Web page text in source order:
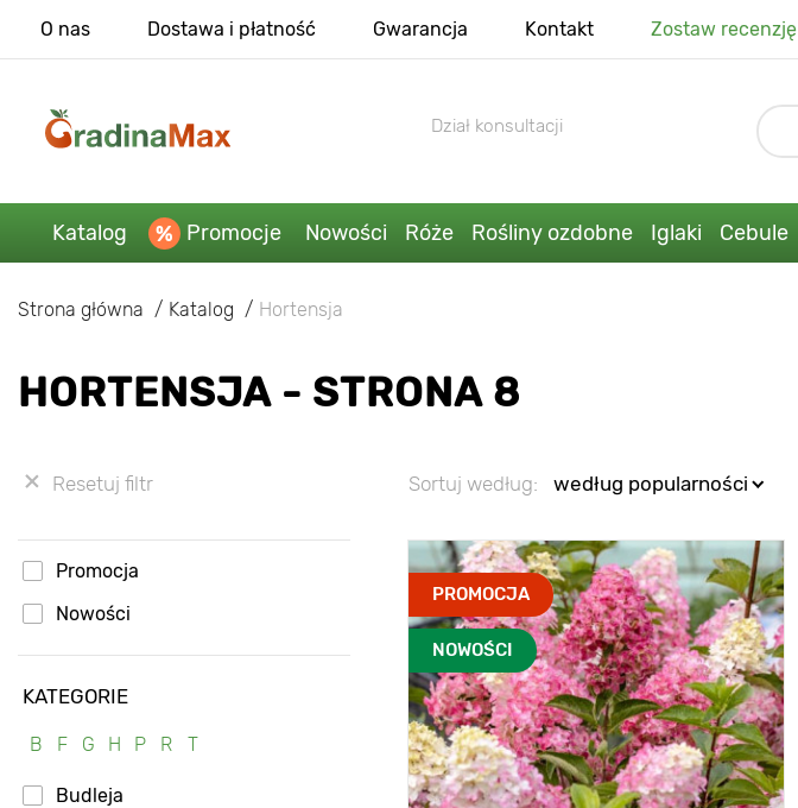
O nas Dostawa i płatność Gwarancja Kontakt Zostaw recenzję
Dział konsultacji
Katalog Promocje Nowości Róże Rośliny ozdobne Iglaki Cebule
Strona główna Katalog Hortensja
HORTENSJA - STRONA 8
Resetuj filtr
Promocja
Nowości
KATEGORIE
B F G H P R T
Budleja
Sortuj według: według popularności
PROMOCJA
NOWOŚCI